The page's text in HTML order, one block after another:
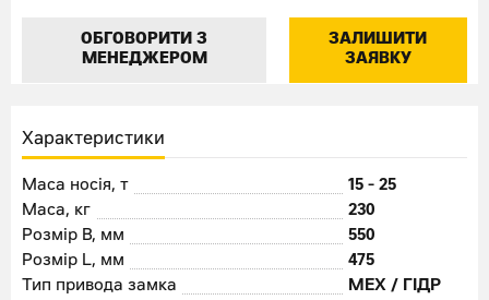
ОБГОВОРИТИ З
МЕНЕДЖЕРОМ
ЗАЛИШИТИ
ЗАЯВКУ
Характеристики
Маса носія, т
15 - 25
Маса, кг
230
Розмір B, мм
550
Розмір L, мм
475
Тип привода замка
МЕХ / ГІДР